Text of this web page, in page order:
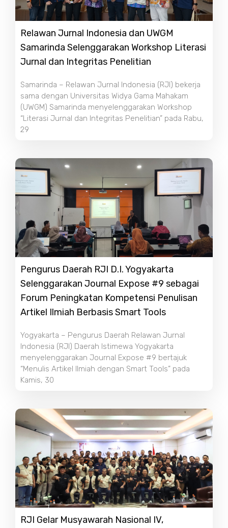
Relawan Jurnal Indonesia dan UWGM
Samarinda Selenggarakan Workshop Literasi
Jurnal dan Integritas Penelitian
Samarinda – Relawan Jurnal Indonesia (RJI) bekerja
sama dengan Universitas Widya Gama Mahakam
(UWGM) Samarinda menyelenggarakan Workshop
“Literasi Jurnal dan Integritas Penelitian” pada Rabu,
29
Pengurus Daerah RJI D.I. Yogyakarta
Selenggarakan Journal Expose #9 sebagai
Forum Peningkatan Kompetensi Penulisan
Artikel Ilmiah Berbasis Smart Tools
Yogyakarta – Pengurus Daerah Relawan Jurnal
Indonesia (RJI) Daerah Istimewa Yogyakarta
menyelenggarakan Journal Expose #9 bertajuk
“Menulis Artikel Ilmiah dengan Smart Tools” pada
Kamis, 30
RJI Gelar Musyawarah Nasional IV,